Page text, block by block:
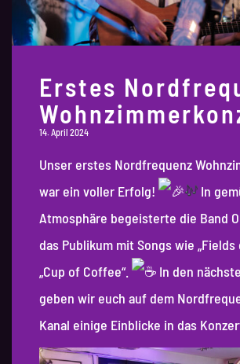
Erstes
14. April 2024
Unser erstes Nordfrequenz
war ein voller Erfolg!
In
Atmosphäre begeisterte die Band
das Publikum mit Songs wie „Fields
„Cup of Coffee“.
In den
geben wir euch auf dem
Kanal einige Einblicke in das